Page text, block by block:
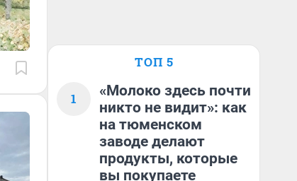
ТОП 5
1
«Молоко здесь почти
никто не видит»: как
на тюменском
заводе делают
продукты, которые
вы покупаете